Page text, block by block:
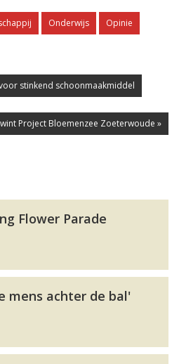
Onderwijs
Opinie
stinkend schoonmaakmiddel
Project Bloemenzee Zoeterwoude »
Flower Parade
mens achter de bal'